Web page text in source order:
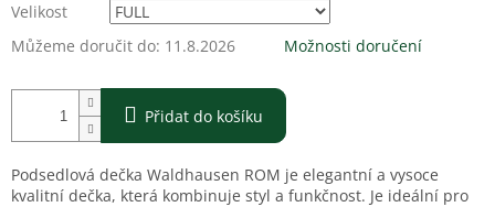
Velikost
Můžeme doručit do: 11.8.2026 Možnosti doručení
Přidat do košíku
Podsedlová dečka Waldhausen ROM je elegantní a vysoce
kvalitní dečka, která kombinuje styl a funkčnost. Je ideální pro